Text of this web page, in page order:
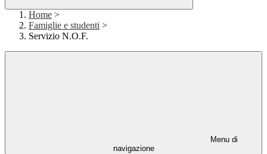
Home >
Famiglie e studenti >
Servizio N.O.F.
Menu di
navigazione